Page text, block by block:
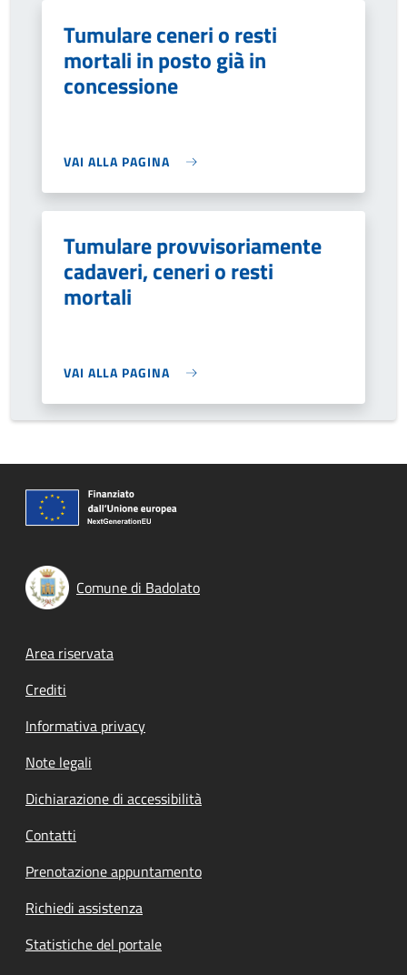
Tumulare ceneri o resti
mortali in posto già in
concessione
VAI ALLA PAGINA
Tumulare provvisoriamente
cadaveri, ceneri o resti
mortali
VAI ALLA PAGINA
Comune di Badolato
Footer menu
Area riservata
Crediti
Informativa privacy
Note legali
Dichiarazione di accessibilità
Contatti
Prenotazione appuntamento
Richiedi assistenza
Statistiche del portale